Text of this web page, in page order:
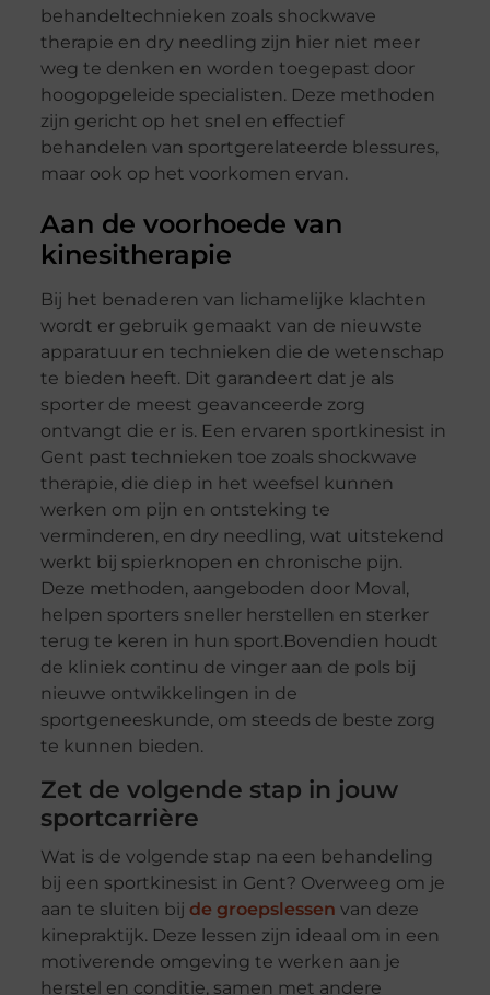
behandeltechnieken zoals shockwave
therapie en dry needling zijn hier niet meer
weg te denken en worden toegepast door
hoogopgeleide specialisten. Deze methoden
zijn gericht op het snel en effectief
behandelen van sportgerelateerde blessures,
maar ook op het voorkomen ervan.
Aan de voorhoede van
kinesitherapie
Bij het benaderen van lichamelijke klachten
wordt er gebruik gemaakt van de nieuwste
apparatuur en technieken die de wetenschap
te bieden heeft. Dit garandeert dat je als
sporter de meest geavanceerde zorg
ontvangt die er is. Een ervaren sportkinesist in
Gent past technieken toe zoals shockwave
therapie, die diep in het weefsel kunnen
werken om pijn en ontsteking te
verminderen, en dry needling, wat uitstekend
werkt bij spierknopen en chronische pijn.
Deze methoden, aangeboden door Moval,
helpen sporters sneller herstellen en sterker
terug te keren in hun sport.Bovendien houdt
de kliniek continu de vinger aan de pols bij
nieuwe ontwikkelingen in de
sportgeneeskunde, om steeds de beste zorg
te kunnen bieden.
Zet de volgende stap in jouw
sportcarrière
Wat is de volgende stap na een behandeling
bij een sportkinesist in Gent? Overweeg om je
aan te sluiten bij de groepslessen van deze
kinepraktijk. Deze lessen zijn ideaal om in een
motiverende omgeving te werken aan je
herstel en conditie, samen met andere